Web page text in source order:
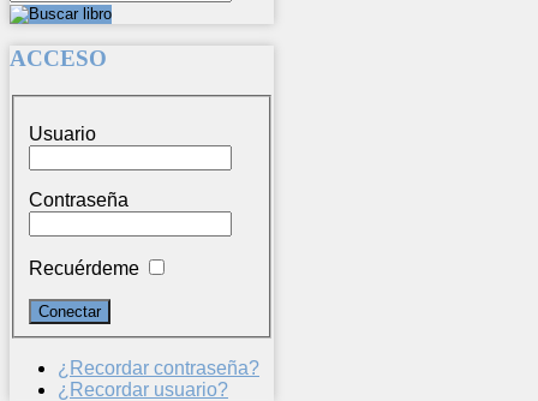
ACCESO
Usuario
Contraseña
Recuérdeme
¿Recordar contraseña?
¿Recordar usuario?